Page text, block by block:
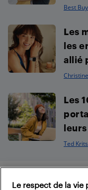
Best
Les
les
allié
Les
Ted
Le respect de la